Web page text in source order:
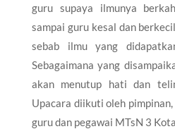
guru supaya ilmunya
sampai guru kesal dan
sebab ilmu yang
Sebagaimana yang
akan menutup hati dan
Upacara diikuti oleh
guru dan pegawai MTsN 3 Kota